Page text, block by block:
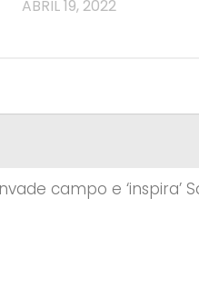
ABRIL 19, 2022
campo e ‘inspira’